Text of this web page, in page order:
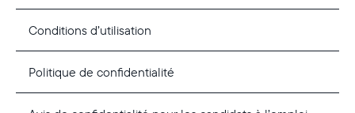
Conditions d’utilisation
Politique de confidentialité